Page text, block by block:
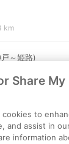
km
～姫路)
km
本線
７
Share
to
and assist in
information